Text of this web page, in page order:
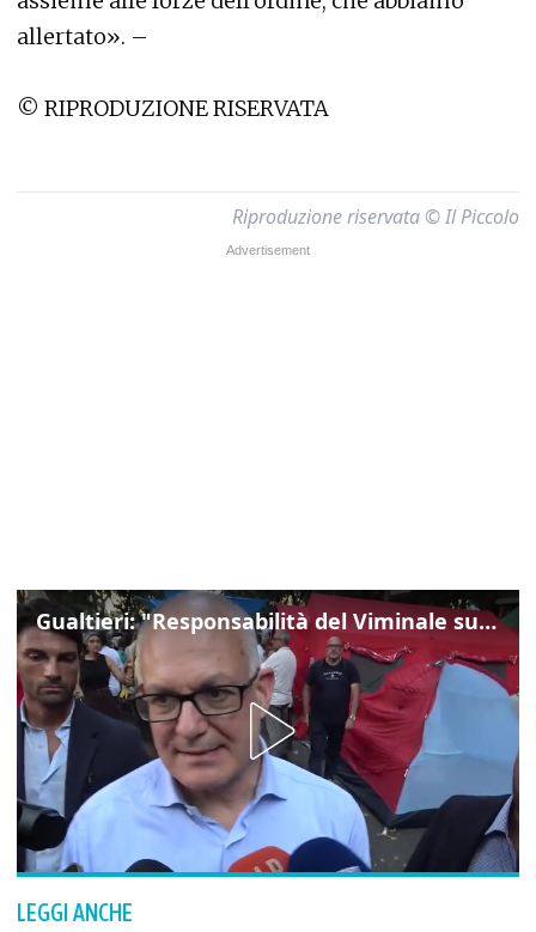
allertato». –
© RIPRODUZIONE RISERVATA
Riproduzione riservata © Il Piccolo
Gualtieri: "Responsabilità del Viminale su Spin Time? La posizione dei partiti è nota"
LEGGI ANCHE